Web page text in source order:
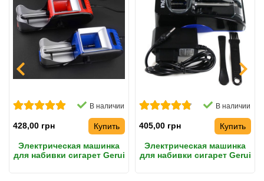
В наличии
428,00 грн Купить
Электрическая машинка
для набивки сигарет Gerui
В наличии
405,00 грн Купить
Электрическая машинка
для набивки сигарет Gerui